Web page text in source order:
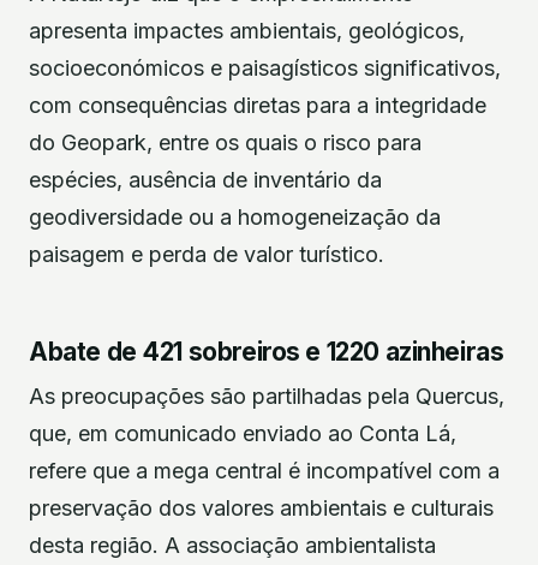
apresenta impactes ambientais, geológicos,
socioeconómicos e paisagísticos significativos,
com consequências diretas para a integridade
do Geopark, entre os quais o risco para
espécies, ausência de inventário da
geodiversidade ou a homogeneização da
paisagem e perda de valor turístico.
Abate de 421 sobreiros e 1220 azinheiras
As preocupações são partilhadas pela Quercus,
que, em comunicado enviado ao Conta Lá,
refere que a mega central é incompatível com a
preservação dos valores ambientais e culturais
desta região. A associação ambientalista